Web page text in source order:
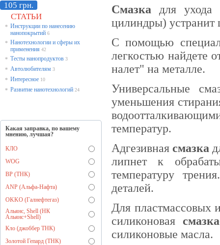
105 грн.
СТАТЬИ
* Инструкции по нанесению
нанопокрытий 6
* Нанотехнологии и сферы их
применения 42
* Тесты нанопродуктов 3
* Автолюбителям 3
* Интересное 10
* Развитие нанотехнологий 24
Какая заправка, по вашему
мнению, лучшая?
КЛО
WOG
BP (ТНК)
ANP (Альфа-Нафта)
OKKO (Галнефтегаз)
Альянс, Shell (НК
Альянс+Shell)
Кло (джоббер ТНК)
Золотой Гепард (ТНК)
Смазка для ухода
цилиндры) устранит
С помощью
легкостью найдете
налет" на металле.
Универсальные
уменьшения
температур.
Адгезивнаясмазка
липнет к
температуру
деталей.
Для пластмассовых
силиконовая
силиконовые масла.